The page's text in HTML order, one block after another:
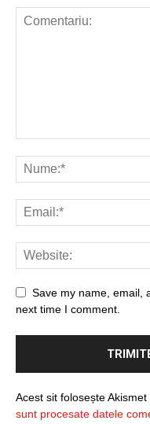
Save my name, email,
next time I comment.
Acest sit folosește
sunt procesate datele